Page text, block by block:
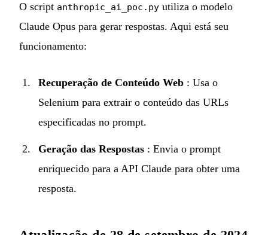
O script anthropic_ai_poc.py utiliza o modelo
Claude Opus para gerar respostas. Aqui está seu
funcionamento:
Recuperação de Conteúdo Web : Usa o
Selenium para extrair o conteúdo das URLs
especificadas no prompt.
Geração das Respostas : Envia o prompt
enriquecido para a API Claude para obter uma
resposta.